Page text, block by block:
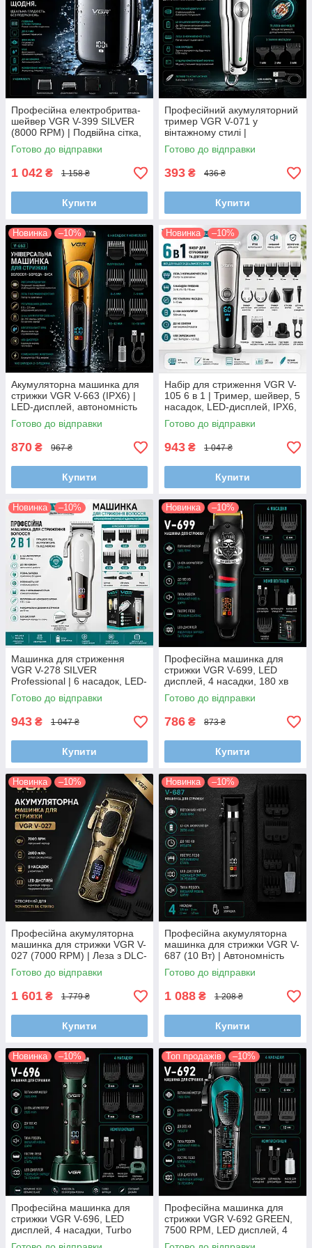
Професійна електробритва-
шейвер VGR V-399 SILVER
(8000 RPM) | Подвійна сітка,
вологозахист IPX6 та LED-
дисплей
Готово до відправки
1 042 ₴ 1 158 ₴
Купити
Професійний акумуляторний
тример VGR V-071 у
вінтажному стилі |
Суцільнометалевий корпус,
окантовка 0.5 мм та робота
Готово до відправки
393 ₴ 436 ₴
Купити
Новинка –10%
Акумуляторна машинка для
стрижки VGR V-663 (IPX6) |
LED-дисплей, автономність
200 хв та насадка для
філірування
Готово до відправки
870 ₴ 967 ₴
Купити
Новинка –10%
Набір для стриження VGR V-
105 6 в 1 | Тример, шейвер, 5
насадок, LED-дисплей, IPX6,
USB
Готово до відправки
943 ₴ 1 047 ₴
Купити
Новинка –10%
Машинка для стриження
VGR V-278 SILVER
Professional | 6 насадок, LED-
дисплей, Li-Ion 2000 мА·год,
USB
Готово до відправки
943 ₴ 1 047 ₴
Купити
Новинка –10%
Професійна машинка для
стрижки VGR V-699, LED
дисплей, 4 насадки, 180 хв
роботи, чорна
Готово до відправки
786 ₴ 873 ₴
Купити
Новинка –10%
Професійна акумуляторна
машинка для стрижки VGR V-
027 (7000 RPM) | Леза з DLC-
покриттям, 8 насадок та
батарея 2600 mAh
Готово до відправки
1 601 ₴ 1 779 ₴
Купити
Новинка –10%
Професійна акумуляторна
машинка для стрижки VGR V-
687 (10 Вт) | Автономність
300 хв, LED-дисплей та
плавне регулювання лез
Готово до відправки
1 088 ₴ 1 208 ₴
Купити
Новинка –10%
Професійна машинка для
стрижки VGR V-696, LED
дисплей, 4 насадки, Turbo
режим, док-станція
Топ продажів –10%
Професійна машинка для
стрижки VGR V-692 GREEN,
7500 RPM, LED дисплей, 4
насадки, 180 хв роботи